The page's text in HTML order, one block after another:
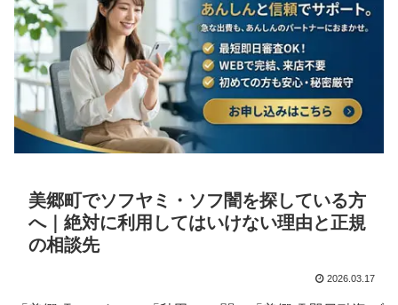
美郷町でソフヤミ・ソフ闇を探している方
へ｜絶対に利用してはいけない理由と正規
の相談先
2026.03.17